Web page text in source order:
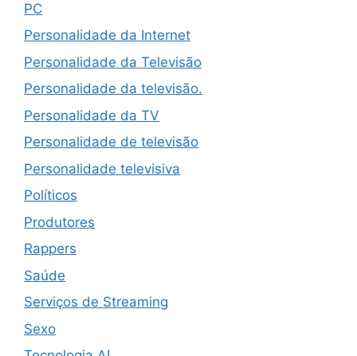
PC
Personalidade da Internet
Personalidade da Televisão
Personalidade da televisão.
Personalidade da TV
Personalidade de televisão
Personalidade televisiva
Políticos
Produtores
Rappers
Saúde
Serviços de Streaming
Sexo